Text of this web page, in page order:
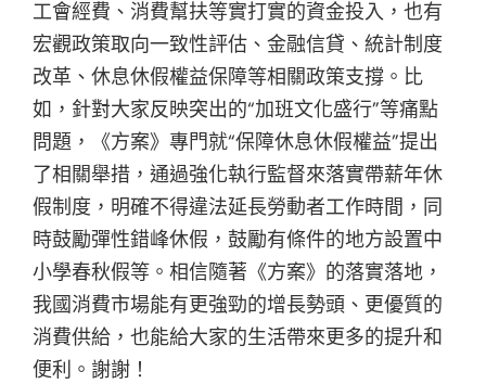
工會經費、消費幫扶等實打實的資金投入，也有
宏觀政策取向一致性評估、金融信貸、統計制度
改革、休息休假權益保障等相關政策支撐。比
如，針對大家反映突出的“加班文化盛行”等痛點
問題，《方案》專門就“保障休息休假權益”提出
了相關舉措，通過強化執行監督來落實帶薪年休
假制度，明確不得違法延長勞動者工作時間，同
時鼓勵彈性錯峰休假，鼓勵有條件的地方設置中
小學春秋假等。相信隨著《方案》的落實落地，
我國消費市場能有更強勁的增長勢頭、更優質的
消費供給，也能給大家的生活帶來更多的提升和
便利。謝謝！